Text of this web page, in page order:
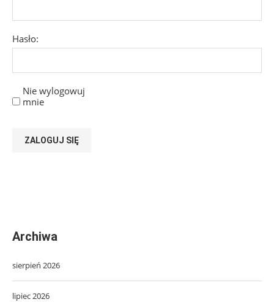
Hasło:
Nie wylogowuj
mnie
ZALOGUJ SIĘ
Archiwa
sierpień 2026
lipiec 2026